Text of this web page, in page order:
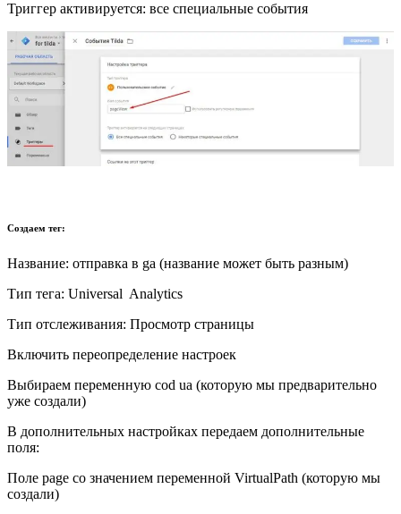
Триггер активируется: все специальные события
Создаем тег:
Название: отправка в ga (название может быть разным)
Тип тега: Universal Analytics
Тип отслеживания: Просмотр страницы
Включить переопределение настроек
Выбираем переменную cod ua (которую мы предварительно
уже создали)
В дополнительных настройках передаем дополнительные
поля:
Поле page со значением переменной VirtualPath (которую мы
создали)